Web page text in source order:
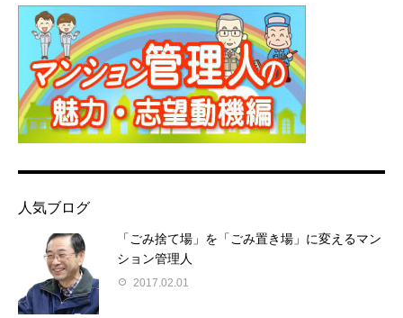
人気ブログ
「ごみ捨て場」を「ごみ置き場」に変えるマン
ション管理人
2017.02.01